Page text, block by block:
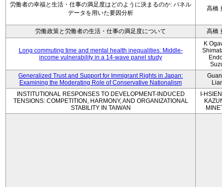
労働者の幸福と生活・仕事の満足度はどのように決まるのか: パネル
データを用いた要因分析
高橋
労働政策と労働者の生活・仕事の満足度について 高橋
Long commuting time and mental health inequalities: Middle-
income vulnerability in a 14-wave panel study
K
Generalized Trust and Support for Immigrant Rights in Japan:
Examining the Moderating Role of Conservative Nationalism
INSTITUTIONAL RESPONSES TO DEVELOPMENT-INDUCED
TENSIONS: COMPETITION, HARMONY, AND ORGANIZATIONAL
STABILITY IN TAIWAN
I-